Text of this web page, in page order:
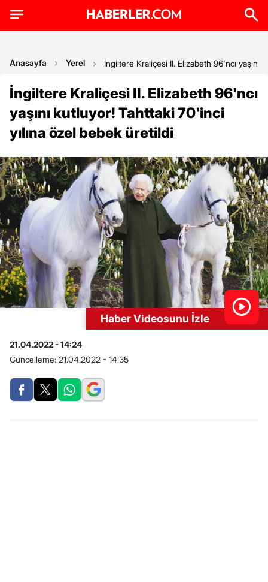
Anasayfa Yerel İngiltere Kraliçesi II. Elizabeth 96'ncı
İngiltere Kraliçesi II. Elizabeth 96'ncı
yaşını kutluyor! Tahttaki 70'inci
yılına özel bebek üretildi
Haber Videosunu İzle
21.04.2022 - 14:24
Güncelleme: 21.04.2022 - 14:35